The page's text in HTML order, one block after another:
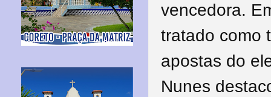
vencedora.
tratado como
apostas do
Nunes